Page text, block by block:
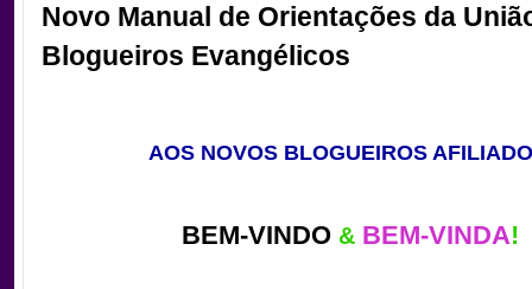
Novo Manual de Orientações da
Blogueiros Evangélicos
AOS NOVOS BLOGUEIROS
BEM-VINDO & BEM-VINDA!